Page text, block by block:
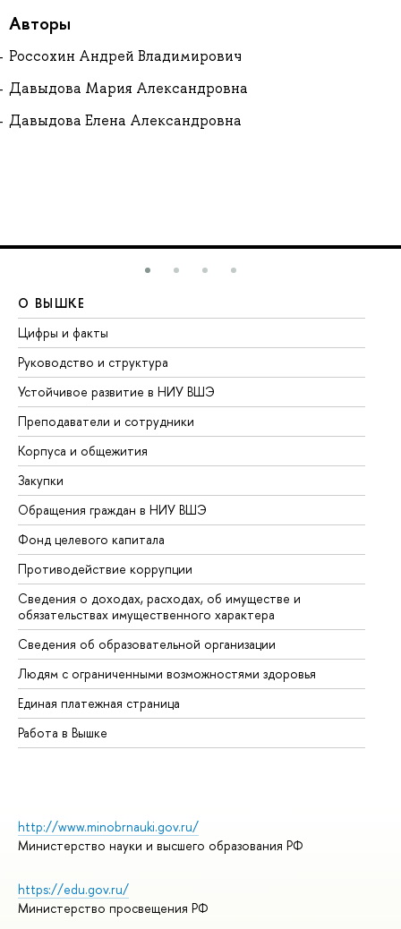
Авторы
Россохин Андрей Владимирович
Давыдова Мария Александровна
Давыдова Елена Александровна
О ВЫШКЕ
Цифры и факты
Руководство и структура
Устойчивое развитие в НИУ ВШЭ
Преподаватели и сотрудники
Корпуса и общежития
Закупки
Обращения граждан в НИУ ВШЭ
Фонд целевого капитала
Противодействие коррупции
Сведения о доходах, расходах, об имуществе и
обязательствах имущественного характера
Сведения об образовательной организации
Людям с ограниченными возможностями здоровья
Единая платежная страница
Работа в Вышке
http://www.minobrnauki.gov.ru/
Министерство науки и высшего образования РФ
https://edu.gov.ru/
Министерство просвещения РФ